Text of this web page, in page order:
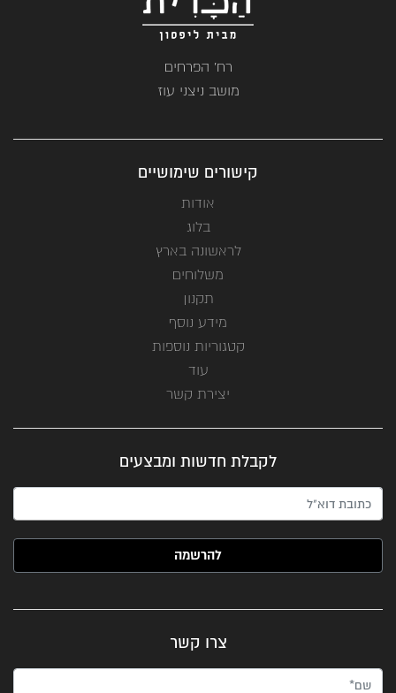
רח' הפרחים
מושב ניצני עוז
קישורים שימושיים
אודות
בלוג
לראשונה בארץ
משלוחים
תקנון
מידע נוסף
קטגוריות נוספות
עוד
יצירת קשר
לקבלת חדשות ומבצעים
האימייל שלך (חובה)
צרו קשר